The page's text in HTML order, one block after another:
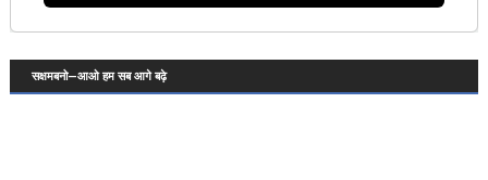
सक्षमबनो—आओ हम सब आगे बढ़े